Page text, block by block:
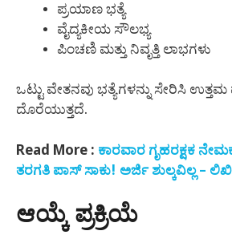
ಪ್ರಯಾಣ ಭತ್ಯೆ
ವೈದ್ಯಕೀಯ ಸೌಲಭ್ಯ
ಪಿಂಚಣಿ ಮತ್ತು ನಿವೃತ್ತಿ ಲಾಭಗಳು
ಒಟ್ಟು ವೇತನವು ಭತ್ಯೆಗಳನ್ನು ಸೇರಿಸಿ
ದೊರೆಯುತ್ತದೆ.
Read More : ಕಾರವಾರ ಗೃಹರಕ್ಷಕ
ತರಗತಿ ಪಾಸ್ ಸಾಕು! ಅರ್ಜಿ ಶುಲ್ಕವಿಲ್ಲ –
ಆಯ್ಕೆ ಪ್ರಕ್ರಿಯೆ